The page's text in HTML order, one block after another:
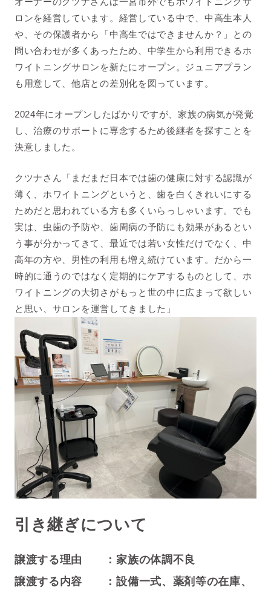
ロンを経営しています。 経営している中で、中高生本人
や、その保護者から「中高生ではできませんか？」との
問い合わせが多くあったため、 中学生から利用できるホ
ワイトニングサロンを新たにオープン。ジュニアプラン
も用意して、他店との差別化を図っています。
2024年にオープンしたばかりですが、家族の病気が発覚
し、治療のサポートに専念するため後継者を探すことを
決意しました。
クツナさん「 まだまだ日本では歯の健康に対する認識が
薄く、 ホワイトニングというと、歯を白くきれいにする
ためだと思われている方も多くいらっしゃい ます。でも
実は、 虫歯の予防や、 歯周病の予防にも効果があるとい
う事が分かってきて、 最近では若い女性だけでなく、 中
高年の方や、 男性の利用も増え続けています。 だから一
時的に通 うのではなく定期的にケアするものとして、 ホ
ワイトニングの大切さがもっと世の中に広まって欲しい
と思い、 サロンを運営してきました」
引き継ぎについて
譲渡する理由 ：家族の体調不良
譲渡する内容 ：設備一式、薬剤等の在庫、